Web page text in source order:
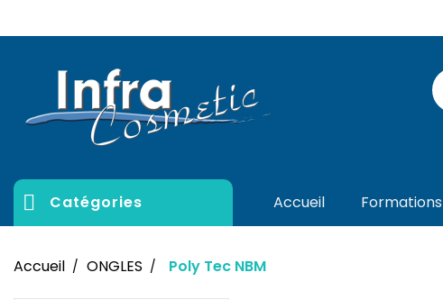
Catégories
 Accueil Formations
Accueil ONGLES Poly Tec NBM